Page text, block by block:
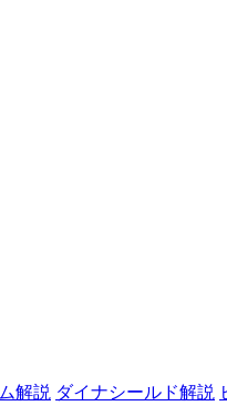
解説 ダイナシールド解説